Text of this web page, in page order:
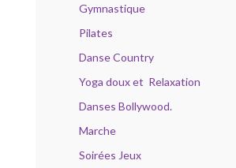
Gymnastique
Pilates
Danse Country
Yoga doux et Relaxation
Danses Bollywood.
Marche
Soirées Jeux